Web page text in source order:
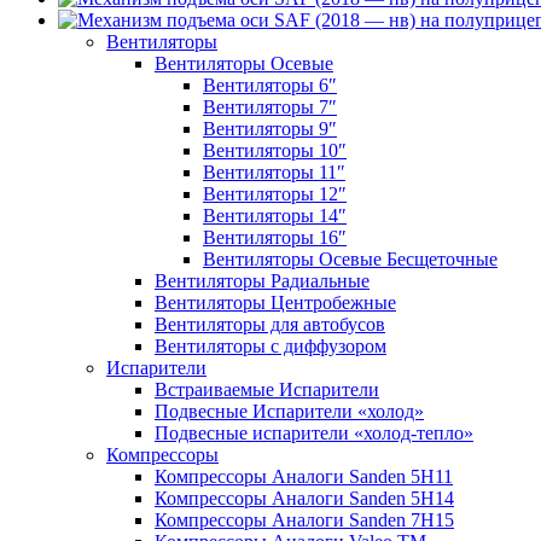
Вентиляторы
Вентиляторы Осевые
Вентиляторы 6″
Вентиляторы 7″
Вентиляторы 9″
Вентиляторы 10″
Вентиляторы 11″
Вентиляторы 12″
Вентиляторы 14″
Вентиляторы 16″
Вентиляторы Осевые Бесщеточные
Вентиляторы Радиальные
Вентиляторы Центробежные
Вентиляторы для автобусов
Вентиляторы с диффузором
Испарители
Встраиваемые Испарители
Подвесные Испарители «холод»
Подвесные испарители «холод-тепло»
Компрессоры
Компрессоры Аналоги Sanden 5H11
Компрессоры Аналоги Sanden 5H14
Компрессоры Аналоги Sanden 7H15